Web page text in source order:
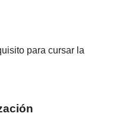
para cursar la